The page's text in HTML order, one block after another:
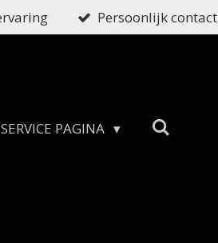
Persoonlijk contact
SERVICE PAGINA